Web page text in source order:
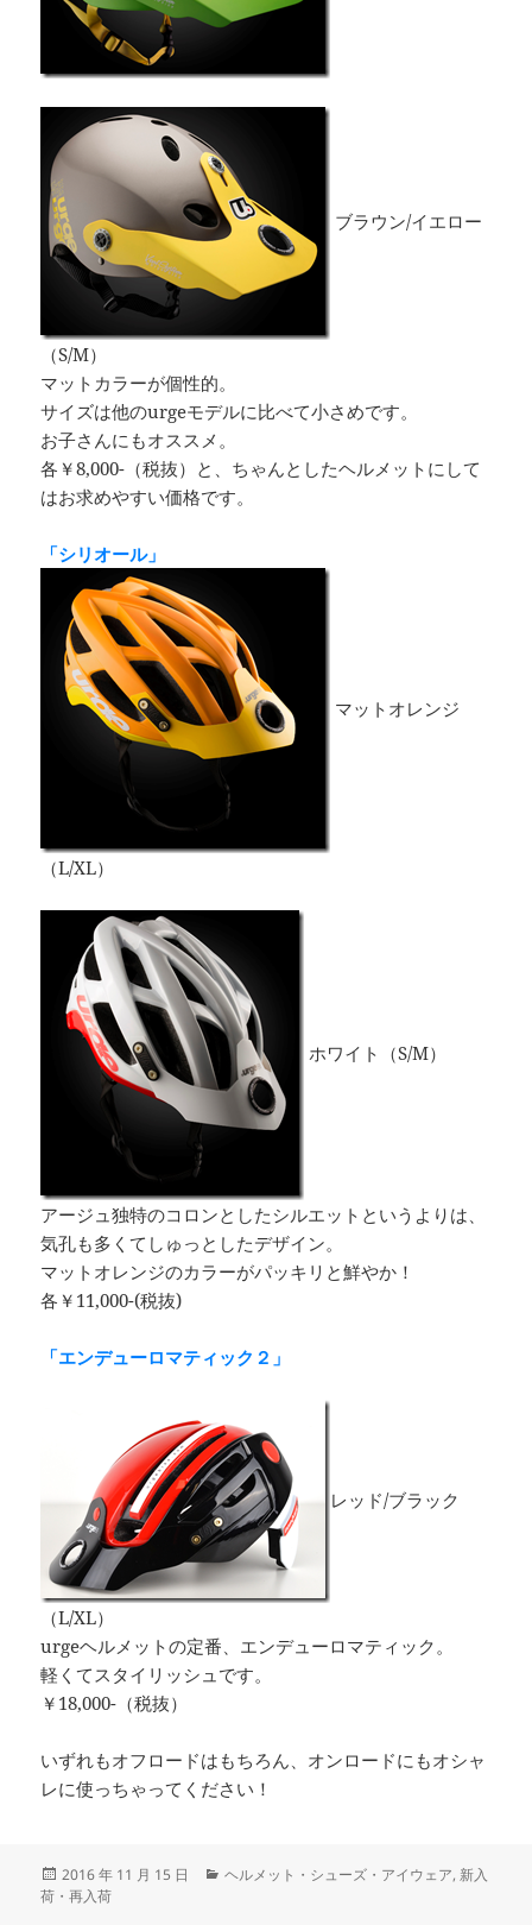
ブラウン/イエロー
（S/M）
マットカラーが個性的。
サイズは他のurgeモデルに比べて小さめです。
お子さんにもオススメ。
各￥8,000-（税抜）と、ちゃんとしたヘルメットにして
はお求めやすい価格です。
「シリオール」
マットオレンジ
（L/XL）
ホワイト（S/M）
アージュ独特のコロンとしたシルエットというよりは、
気孔も多くてしゅっとしたデザイン。
マットオレンジのカラーがパッキリと鮮やか！
各￥11,000-(税抜)
「エンデューロマティック２」
レッド/ブラック
（L/XL）
urgeヘルメットの定番、エンデューロマティック。
軽くてスタイリッシュです。
￥18,000-（税抜）
いずれもオフロードはもちろん、オンロードにもオシャ
レに使っちゃってください！
投
稿
2016 年 11 月 15 日
カ
ヘルメット・シューズ・アイウェア, 新入
荷・再入荷